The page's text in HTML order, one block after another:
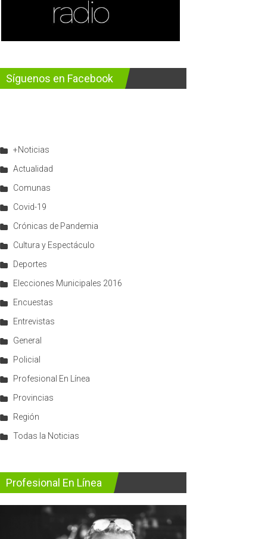
Síguenos en Facebook
+Noticias
Actualidad
Comunas
Covid-19
Crónicas de Pandemia
Cultura y Espectáculo
Deportes
Elecciones Municipales 2016
Encuestas
Entrevistas
General
Policial
Profesional En Línea
Provincias
Región
Todas la Noticias
Profesional En Línea